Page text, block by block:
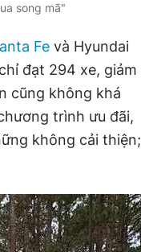
song mã"
Fe và Hyundai
đạt 294 xe, giảm
cũng không khá
trình ưu đãi,
không cải thiện;